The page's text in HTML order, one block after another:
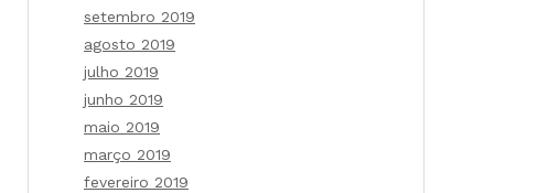
setembro 2019
agosto 2019
julho 2019
junho 2019
maio 2019
março 2019
fevereiro 2019